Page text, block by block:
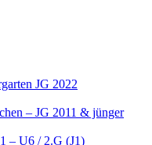
JG 2022
– JG 2011 & jünger
– U6 / 2.G (J1)